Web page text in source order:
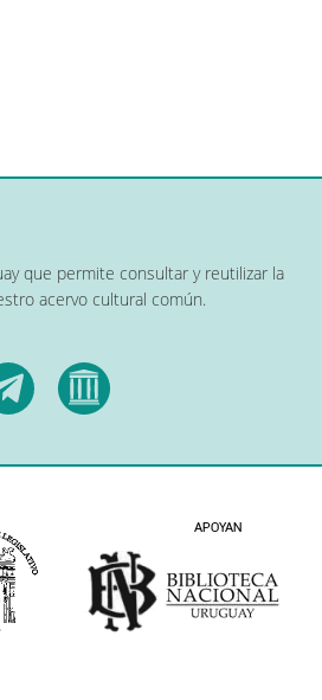
que permite consultar y reutilizar la
acervo cultural común.